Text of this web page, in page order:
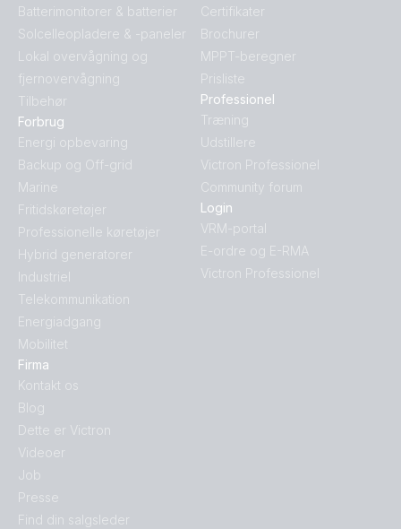
Batterimonitorer & batterier
Solcelleopladere & -paneler
Lokal overvågning og
fjernovervågning
Tilbehør
Forbrug
Energi opbevaring
Backup og Off-grid
Marine
Fritidskøretøjer
Professionelle køretøjer
Hybrid generatorer
Industriel
Telekommunikation
Energiadgang
Mobilitet
Firma
Kontakt os
Blog
Dette er Victron
Videoer
Job
Presse
Find din salgsleder
Certifikater
Brochurer
MPPT-beregner
Prisliste
Professionel
Træning
Udstillere
Victron Professionel
Community forum
Login
VRM-portal
E-ordre og E-RMA
Victron Professionel